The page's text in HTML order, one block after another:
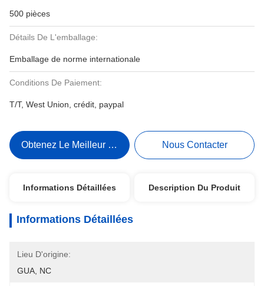
500 pièces
Détails De L'emballage:
Emballage de norme internationale
Conditions De Paiement:
T/T, West Union, crédit, paypal
Obtenez Le Meilleur Prix Nous Contacter
Informations Détaillées Description Du Produit
Informations Détaillées
Lieu D'origine:
GUA, NC